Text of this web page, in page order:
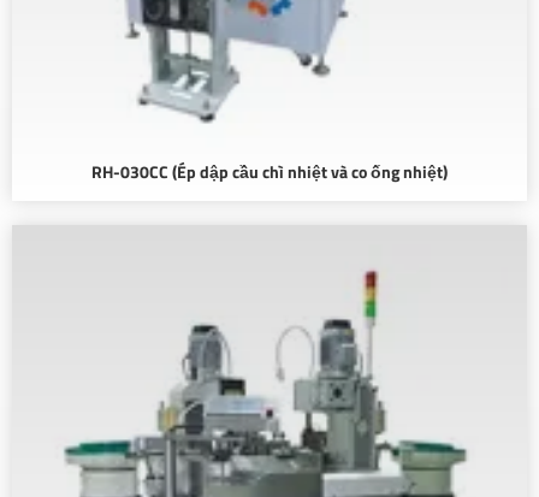
RH-030CC (Ép dập cầu chì nhiệt và co ống nhiệt)